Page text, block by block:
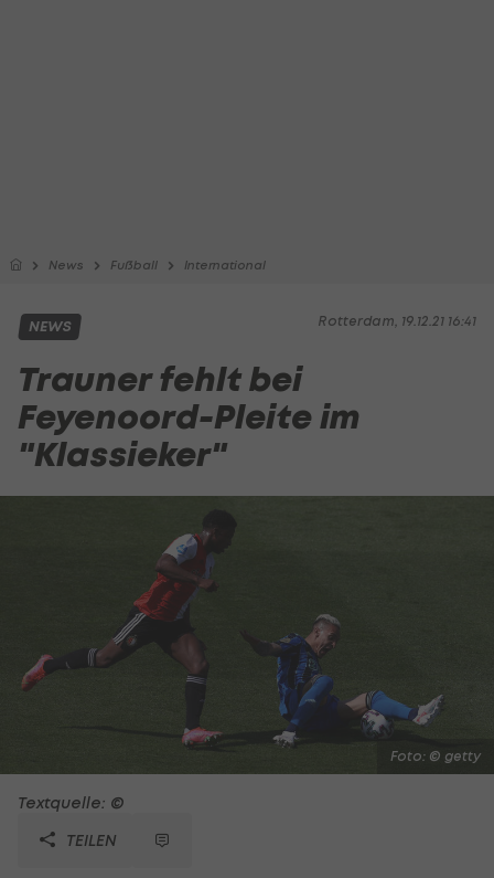
News Fußball International
Rotterdam, 19.12.21 16:41
NEWS
Trauner fehlt bei
Feyenoord-Pleite im
"Klassieker"
Foto: © getty
Textquelle: ©
TEILEN